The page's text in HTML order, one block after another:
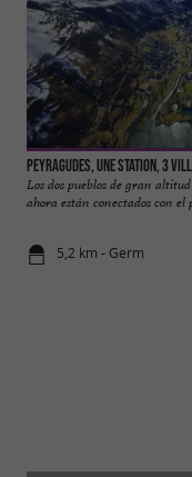
Peyragudes, une station, 3
Los dos pueblos de gran
ahora están conectados con el
5,2 km - Germ